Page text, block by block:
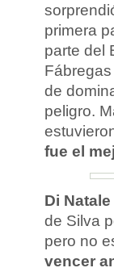
primera
parte del
de
peligro.
fue el
Di
de Silva
pero no
vencer